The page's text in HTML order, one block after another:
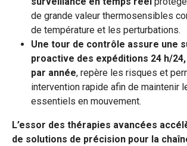
de grande valeur thermosensibles
de température et les perturbations.
Une tour de contrôle assure une
proactive des expéditions 24 h/
par année, repère les risques et
intervention rapide afin de maintenir
essentiels en mouvement.
L’essor des thérapies avancées
de solutions de précision pour la